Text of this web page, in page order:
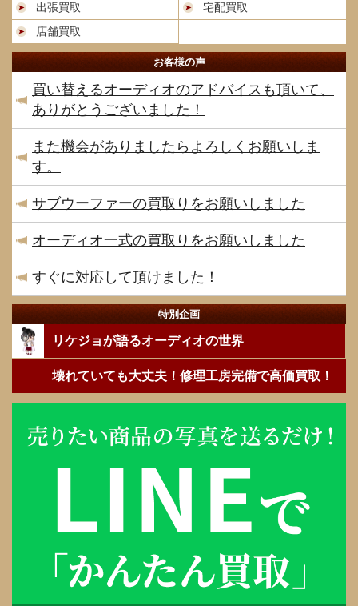
出張買取
宅配買取
店舗買取
お客様の声
買い替えるオーディオのアドバイスも頂いて、
ありがとうございました！
また機会がありましたらよろしくお願いしま
す。
サブウーファーの買取りをお願いしました
オーディオ一式の買取りをお願いしました
すぐに対応して頂けました！
特別企画
リケジョが語るオーディオの世界
壊れていても大丈夫！修理工房完備で高価買取！